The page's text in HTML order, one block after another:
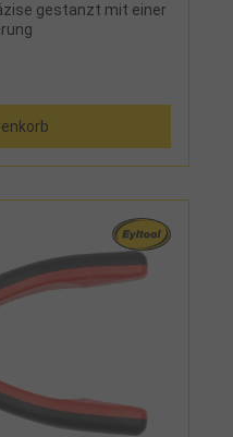
gestanzt mit einer